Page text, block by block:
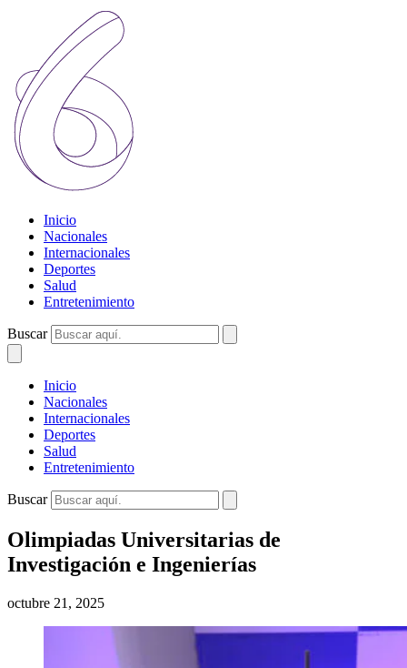
Inicio
Nacionales
Internacionales
Deportes
Salud
Entretenimiento
Buscar
Inicio
Nacionales
Internacionales
Deportes
Salud
Entretenimiento
Buscar
Olimpiadas Universitarias de
Investigación e Ingenierías
octubre 21, 2025